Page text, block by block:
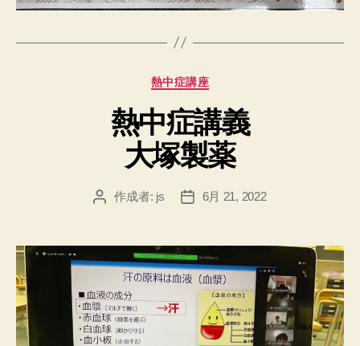
カ
ゴ
リ
ー
熱中症講座
熱中症講義
大塚製薬
投
作成者: js
投 6月 21, 2022